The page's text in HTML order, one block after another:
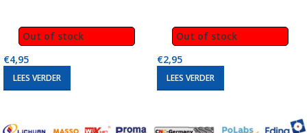
Out of stock
€4,95
LEES VERDER
Out of stock
€2,95
LEES VERDER